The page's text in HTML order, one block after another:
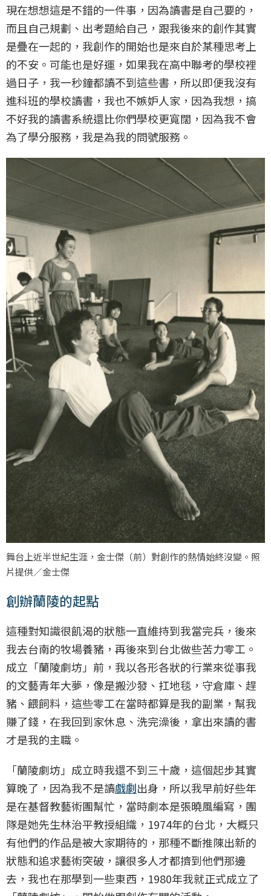
現在想想這是不錯的一件事，因為讀書是自己要的，
而且自己規劃、出考題給自己，跟我後來的創作其實
是疊在一起的，我創作的開始也是來自於某種思考上
的不安。可能也是好運，如果我在高中聯考的學校裡
過日子，我一秒鐘都讀不到這些書，所以即便我沒有
進科班的學校讀書，我也不嫉妒人家，因為我想，搞
不好我的讀書系統還比你們學校更寬闊，因為我不會
為了學分服務，我是為我的問號服務。
舞台上近半世紀生涯，金士傑（前）對創作的熱情始終沒變。照
片提供／金士傑
創辦蘭陵的起點
這種對知識很飢渴的狀態一直維持到我當完兵，後來
我去台南的牧場養豬，再後來到台北做些苦力零工。
成立「蘭陵劇坊」前，我以各形各狀的行業來從事我
的文藝青年大夢，像是搬沙發、扛地毯，守倉庫、趕
豬、餵飼料，這些零工在當時都算是我的副業，幫我
賺了錢，在我回到家休息、洗完澡後，拿出來讀的書
才是我的主職。
「蘭陵劇坊」成立時我還不到三十歲，這個起步其實
算晚了，因為我不是讀戲劇出身，所以我早前好些年
是在基督教藝術團幫忙，當時劇本是張曉風編寫，團
隊是她先生林治平教授組織，1974年的台北，大概只
有他們的作品是被大家期待的，那種不斷推陳出新的
狀態和追求藝術突破，讓很多人才都擠到他們那邊
去，我也在那學到一些東西，1980年我就正式成立了